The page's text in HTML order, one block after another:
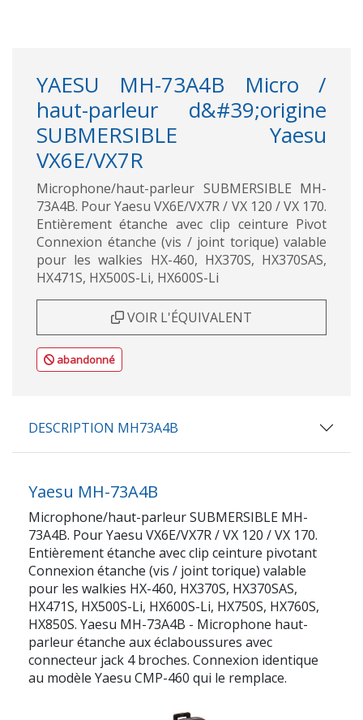
YAESU MH-73A4B Micro /
haut-parleur d&#39;origine
SUBMERSIBLE Yaesu
VX6E/VX7R
Microphone/haut-parleur SUBMERSIBLE MH-
73A4B. Pour Yaesu VX6E/VX7R / VX 120 / VX 170.
Entièrement étanche avec clip ceinture Pivot
Connexion étanche (vis / joint torique) valable
pour les walkies HX-460, HX370S, HX370SAS,
HX471S, HX500S-Li, HX600S-Li
VOIR L'ÉQUIVALENT
abandonné
DESCRIPTION MH73A4B
Yaesu MH-73A4B
Microphone/haut-parleur SUBMERSIBLE MH-
73A4B. Pour Yaesu VX6E/VX7R / VX 120 / VX 170.
Entièrement étanche avec clip ceinture pivotant
Connexion étanche (vis / joint torique) valable
pour les walkies HX-460, HX370S, HX370SAS,
HX471S, HX500S-Li, HX600S-Li, HX750S, HX760S,
HX850S. Yaesu MH-73A4B - Microphone haut-
parleur étanche aux éclaboussures avec
connecteur jack 4 broches. Connexion identique
au modèle Yaesu CMP-460 qui le remplace.